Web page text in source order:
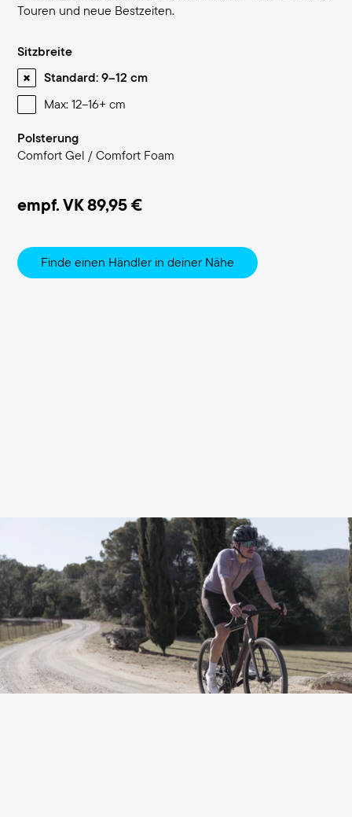
Touren und neue Bestzeiten.
Sitzbreite
Standard: 9–12 cm
Max: 12–16+ cm
Polsterung
Comfort Gel / Comfort Foam
empf. VK89,95 €
Finde einen Händler in deiner Nähe